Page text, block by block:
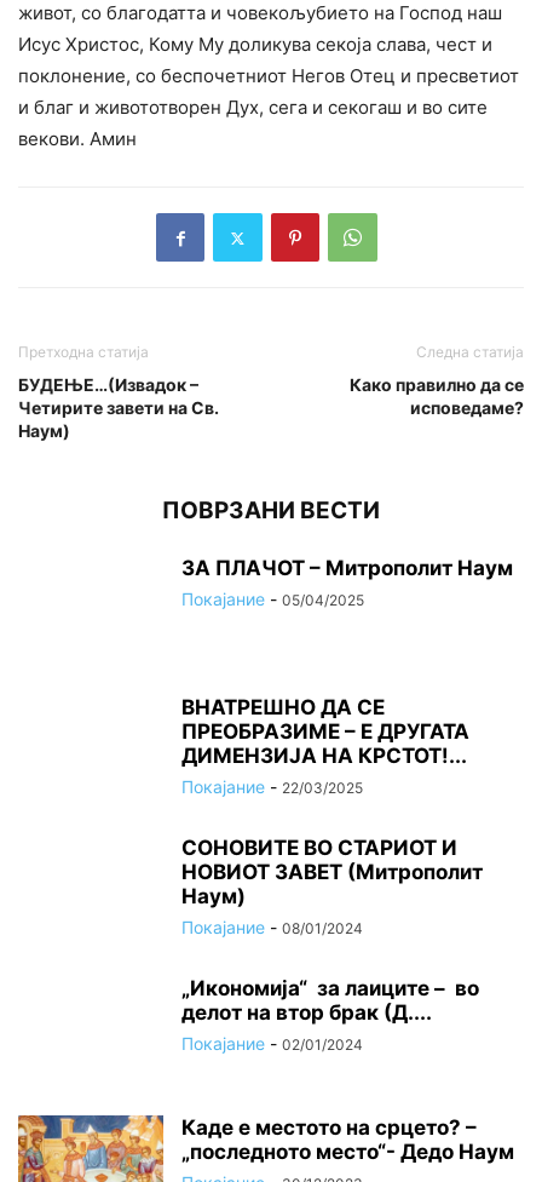
живот, со благодатта и човекољубието на Господ наш
Исус Христос, Кому Му доликува секоја слава, чест и
поклонение, со беспочетниот Негов Отец и пресветиот
и благ и живототворен Дух, сега и секогаш и во сите
векови. Амин
Претходна статија
БУДЕЊЕ…(Извадок –
Четирите завети на Св.
Наум)
Следна статија
Како правилно да се
исповедаме?
ПОВРЗАНИ ВЕСТИ
ЗА ПЛАЧОТ – Митрополит Наум
Покајание - 05/04/2025
ВНАТРЕШНО ДА СЕ
ПРЕОБРАЗИМЕ – Е ДРУГАТА
ДИМЕНЗИЈА НА КРСТОТ!...
Покајание - 22/03/2025
СОНОВИТЕ ВО СТАРИОТ И
НОВИОТ ЗАВЕТ (Митрополит
Наум)
Покајание - 08/01/2024
„Икономија“ за лаиците – во
делот на втор брак (Д....
Покајание - 02/01/2024
Каде е местото на срцето? –
„последното место“- Дедо Наум